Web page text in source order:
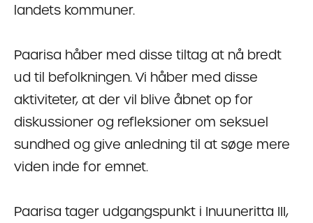
landets kommuner.
Paarisa håber med disse tiltag at nå bredt
ud til befolkningen. Vi håber med disse
aktiviteter, at der vil blive åbnet op for
diskussioner og refleksioner om seksuel
sundhed og give anledning til at søge mere
viden inde for emnet.
Paarisa tager udgangspunkt i Inuuneritta III,